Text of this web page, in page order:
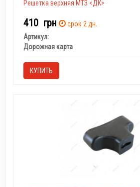
Решетка верхняя МТЗ <ДК>
410 грн
срок 2 дн.
Артикул:
Дорожная карта
КУПИТЬ